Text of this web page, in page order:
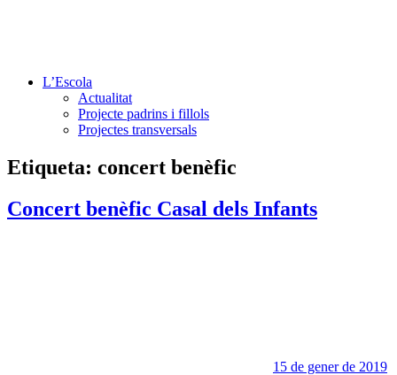
L’Escola
Actualitat
Projecte padrins i fillols
Projectes transversals
Etiqueta: concert benèfic
Concert benèfic Casal dels Infants
15 de gener de 2019